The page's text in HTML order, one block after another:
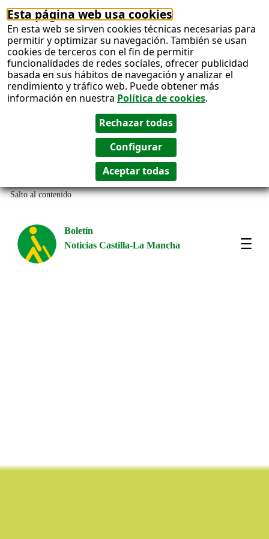
Esta página web usa cookies
En esta web se sirven cookies técnicas necesarias para
permitir y optimizar su navegación. También se usan
cookies de terceros con el fin de permitir
funcionalidades de redes sociales, ofrecer publicidad
basada en sus hábitos de navegación y analizar el
rendimiento y tráfico web. Puede obtener más
información en nuestra Política de cookies.
Salto al contenido
Boletín
Noticias Castilla-La Mancha